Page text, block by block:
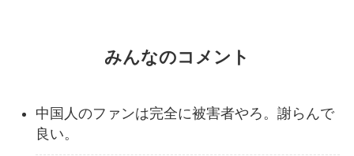
みんなのコメント
中国人のファンは完全に被害者やろ。謝らんで
良い。